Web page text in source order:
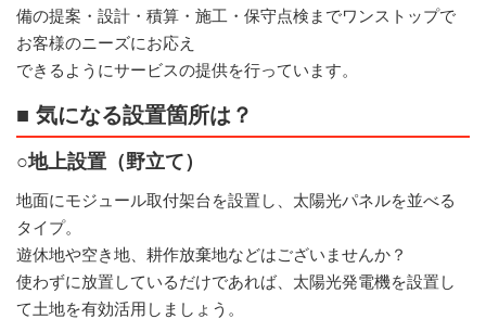
備の提案・設計・積算・施工・保守点検までワンストップで
お客様のニーズにお応え
できるようにサービスの提供を行っています。
■ 気になる設置箇所は？
○地上設置（野立て）
地面にモジュール取付架台を設置し、太陽光パネルを並べる
タイプ。
遊休地や空き地、耕作放棄地などはございませんか？
使わずに放置しているだけであれば、太陽光発電機を設置し
て土地を有効活用しましょう。